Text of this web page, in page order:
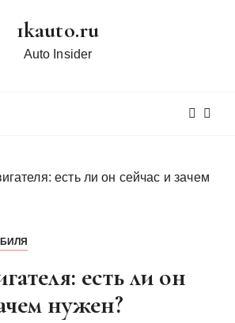
1kauto.ru
Auto Insider
есть ли он сейчас и зачем
есть ли он
нужен?